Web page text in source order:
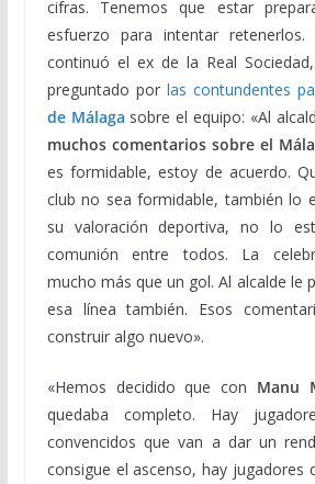
cifras. Tenemos que estar
esfuerzo para intentar
continuó el ex de la Real
preguntado por las contundentes
de Málaga sobre el equipo: «Al
muchos comentarios sobre el
es formidable, estoy de acuerdo.
club no sea formidable, también lo
su valoración deportiva, no lo
comunión entre todos. La
mucho más que un gol. Al alcalde le
esa línea también. Esos
construir algo nuevo».
«Hemos decidido que con Manu
quedaba completo. Hay
convencidos que van a dar un
consigue el ascenso, hay jugadores